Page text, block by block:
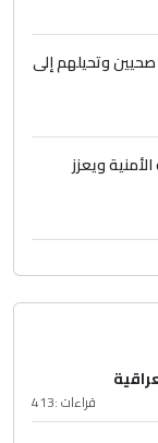
وتحيلهم إلى
ويعزز
قراءات :413